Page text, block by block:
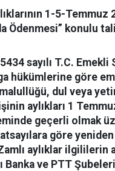
1-5-Temmuz
Ödenmesi” konulu
sayılı T.C. Emekli
hükümlerine göre
dul veya
aylıkları 1
geçerli olmak
göre yeniden
aylıklar ilgililerin
Banka ve PTT